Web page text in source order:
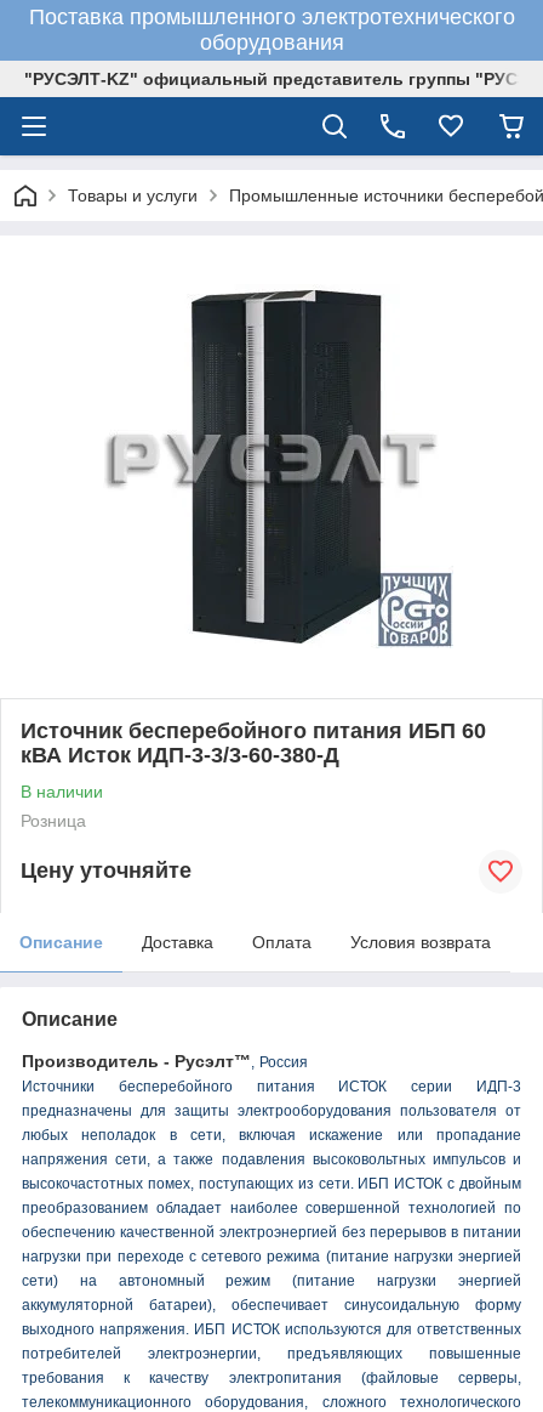
Поставка промышленного электротехнического
оборудования
"РУСЭЛТ-KZ" официальный представитель группы
Товары и услуги Промышленные источники
Источник бесперебойного питания ИБП 60
кВА Исток ИДП-3-3/3-60-380-Д
В наличии
Розница
Цену уточняйте
Описание Доставка Оплата Условия возврата
Описание
Производитель - Русэлт™
Россия
Источники бесперебойного питания ИСТОК серии ИДП-3
предназначены для защиты электрооборудования пользователя от
любых неполадок в сети, включая искажение или пропадание
напряжения сети, а также подавления высоковольтных импульсов и
высокочастотных помех, поступающих из сети. ИБП ИСТОК с двойным
преобразованием обладает наиболее совершенной технологией по
обеспечению качественной электроэнергией без перерывов в питании
нагрузки при переходе с сетевого режима (питание нагрузки энергией
сети) на автономный режим (питание нагрузки энергией
аккумуляторной батареи), обеспечивает синусоидальную форму
выходного напряжения. ИБП ИСТОК используются для ответственных
потребителей электроэнергии, предъявляющих повышенные
требования к качеству электропитания (файловые серверы,
телекоммуникационного оборудования, сложного технологического